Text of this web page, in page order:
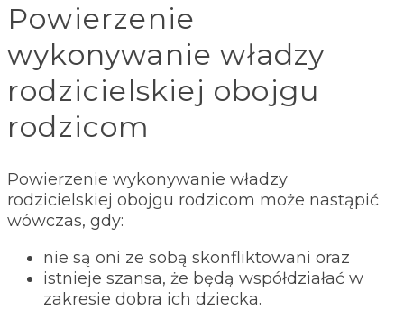
Powierzenie
wykonywanie władzy
rodzicielskiej obojgu
rodzicom
Powierzenie wykonywanie władzy
rodzicielskiej obojgu rodzicom może nastąpić
wówczas, gdy:
nie są oni ze sobą skonfliktowani oraz
istnieje szansa, że będą współdziałać w
zakresie dobra ich dziecka.